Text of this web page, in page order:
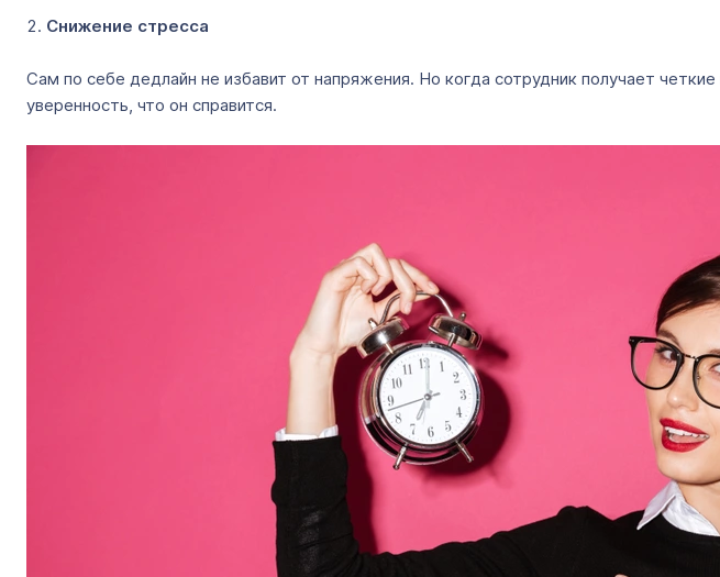
Снижение стресса
Сам по себе дедлайн не избавит от напряжения. Но когда сотрудник получает
уверенность, что он справится.